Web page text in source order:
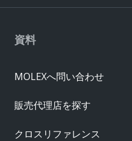
資料
MOLEXへ問い合わせ
販売代理店を探す
クロスリファレンス